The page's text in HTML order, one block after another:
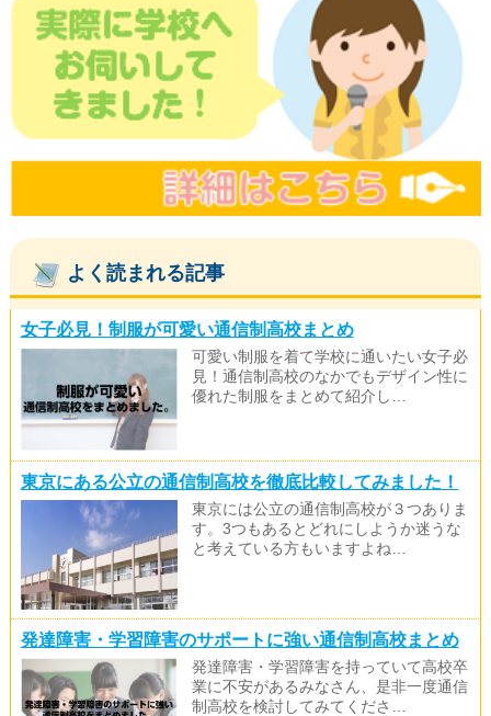
よく読まれる記事
女子必見！制服が可愛い通信制高校まとめ
可愛い制服を着て学校に通いたい女子必
見！通信制高校のなかでもデザイン性に
優れた制服をまとめて紹介し…
東京にある公立の通信制高校を徹底比較してみました！
東京には公立の通信制高校が３つありま
す。3つもあるとどれにしようか迷うな
と考えている方もいますよね…
発達障害・学習障害のサポートに強い通信制高校まとめ
発達障害・学習障害を持っていて高校卒
業に不安があるみなさん、是非一度通信
制高校を検討してみてくださ…